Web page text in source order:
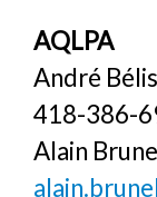
AQLPA
André
418-386-
Alain